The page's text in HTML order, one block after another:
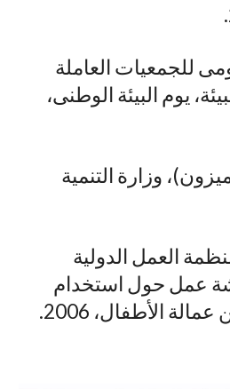
للجمعيات العاملة
يوم البيئة الوطنى،
وزارة التنمية
العمل الدولية
عمل حول استخدام
الأطفال، 2006.